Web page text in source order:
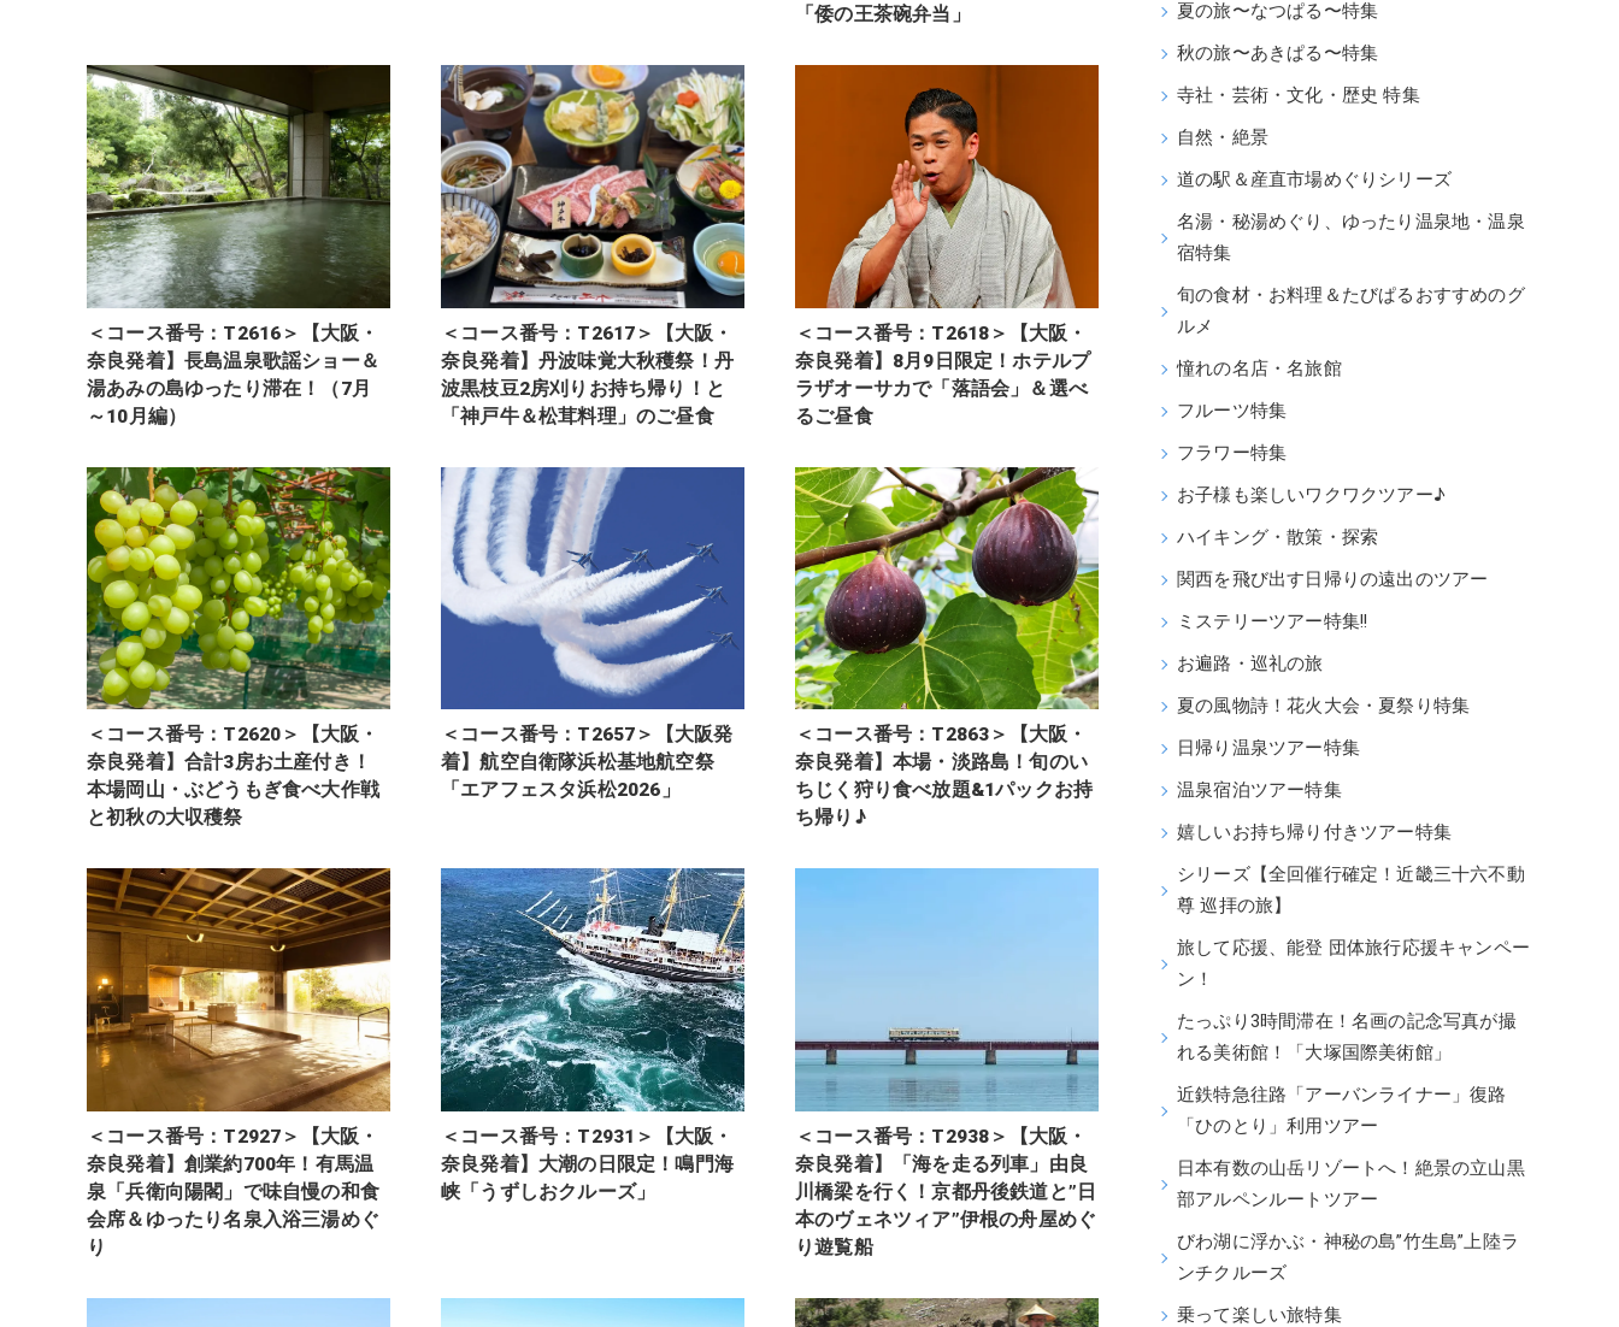
「倭の王茶碗弁当」
＜コース番号：T2616＞【大阪・
奈良発着】長島温泉歌謡ショー＆
湯あみの島ゆったり滞在！（7月
～10月編）
＜コース番号：T2617＞【大阪・
奈良発着】丹波味覚大秋穫祭！丹
波黒枝豆2房刈りお持ち帰り！と
「神戸牛＆松茸料理」のご昼食
＜コース番号：T2618＞【大阪・
奈良発着】8月9日限定！ホテルプ
ラザオーサカで「落語会」＆選べ
るご昼食
＜コース番号：T2620＞【大阪・
奈良発着】合計3房お土産付き！
本場岡山・ぶどうもぎ食べ大作戦
と初秋の大収穫祭
＜コース番号：T2657＞【大阪発
着】航空自衛隊浜松基地航空祭
「エアフェスタ浜松2026」
＜コース番号：T2863＞【大阪・
奈良発着】本場・淡路島！旬のい
ちじく狩り食べ放題&1パックお持
ち帰り♪
＜コース番号：T2927＞【大阪・
奈良発着】創業約700年！有馬温
泉「兵衛向陽閣」で味自慢の和食
会席＆ゆったり名泉入浴三湯めぐ
り
＜コース番号：T2931＞【大阪・
奈良発着】大潮の日限定！鳴門海
峡「うずしおクルーズ」
＜コース番号：T2938＞【大阪・
奈良発着】「海を走る列車」由良
川橋梁を行く！京都丹後鉄道と”日
本のヴェネツィア”伊根の舟屋めぐ
り遊覧船
夏の旅〜なつぱる〜特集
秋の旅〜あきぱる〜特集
寺社・芸術・文化・歴史 特集
自然・絶景
道の駅＆産直市場めぐりシリーズ
名湯・秘湯めぐり、ゆったり温泉地・温泉
宿特集
旬の食材・お料理＆たびぱるおすすめのグ
ルメ
憧れの名店・名旅館
フルーツ特集
フラワー特集
お子様も楽しいワクワクツアー♪
ハイキング・散策・探索
関西を飛び出す日帰りの遠出のツアー
ミステリーツアー特集!!
お遍路・巡礼の旅
夏の風物詩！花火大会・夏祭り特集
日帰り温泉ツアー特集
温泉宿泊ツアー特集
嬉しいお持ち帰り付きツアー特集
シリーズ【全回催行確定！近畿三十六不動
尊 巡拝の旅】
旅して応援、能登 団体旅行応援キャンペー
ン！
たっぷり3時間滞在！名画の記念写真が撮
れる美術館！「大塚国際美術館」
近鉄特急往路「アーバンライナー」復路
「ひのとり」利用ツアー
日本有数の山岳リゾートへ！絶景の立山黒
部アルペンルートツアー
びわ湖に浮かぶ・神秘の島”竹生島”上陸ラ
ンチクルーズ
乗って楽しい旅特集